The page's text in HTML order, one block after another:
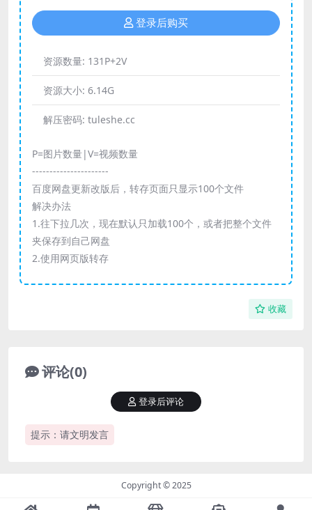
登录后购买
资源数量: 131P+2V
资源大小: 6.14G
解压密码: tuleshe.cc
P=图片数量|V=视频数量
----------------------
百度网盘更新改版后，转存页面只显示100个文件
解决办法
1.往下拉几次，现在默认只加载100个，或者把整个文件
夹保存到自己网盘
2.使用网页版转存
收藏
评论(0)
提示：请文明发言
登录后评论
Copyright © 2025